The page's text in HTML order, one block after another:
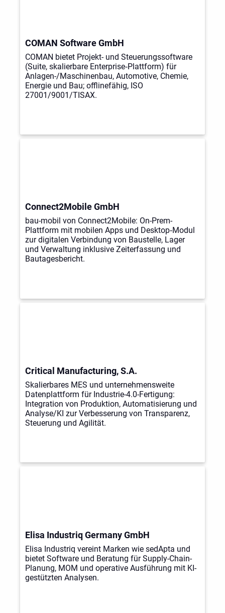
COMAN Software GmbH
COMAN bietet Projekt- und Steuerungssoftware
(Suite, skalierbare Enterprise‑Plattform) für
Anlagen-/Maschinenbau, Automotive, Chemie,
Energie und Bau; offlinefähig, ISO
27001/9001/TISAX.
Connect2Mobile GmbH
bau-mobil von Connect2Mobile: On-Prem-
Plattform mit mobilen Apps und Desktop‑Modul
zur digitalen Verbindung von Baustelle, Lager
und Verwaltung inklusive Zeiterfassung und
Bautagesbericht.
Critical Manufacturing, S.A.
Skalierbares MES und unternehmensweite
Datenplattform für Industrie-4.0-Fertigung:
Integration von Produktion, Automatisierung und
Analyse/KI zur Verbesserung von Transparenz,
Steuerung und Agilität.
Elisa Industriq Germany GmbH
Elisa Industriq vereint Marken wie sedApta und
bietet Software und Beratung für Supply-Chain-
Planung, MOM und operative Ausführung mit KI-
gestützten Analysen.